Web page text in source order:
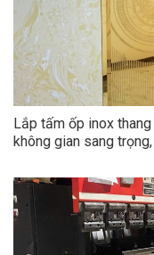
Lắp tấm ốp inox
không gian sang